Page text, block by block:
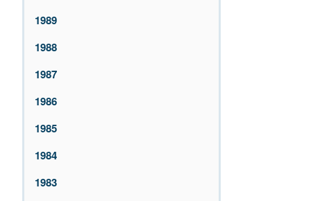
1989
1988
1987
1986
1985
1984
1983